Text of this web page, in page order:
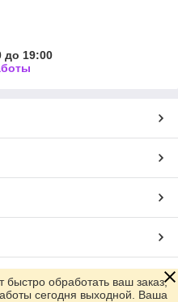
до 19:00
обработать ваш заказ,
сегодня выходной. Ваша